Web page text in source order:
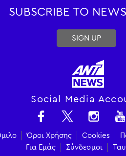
SUBSCRIBE TO
SIGN UP
Social Media
Όροι Χρήσης Cookies
Για Εμάς
Σύνδεσμοι